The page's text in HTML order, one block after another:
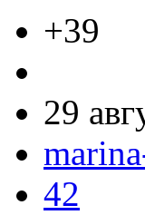
+39
29
42